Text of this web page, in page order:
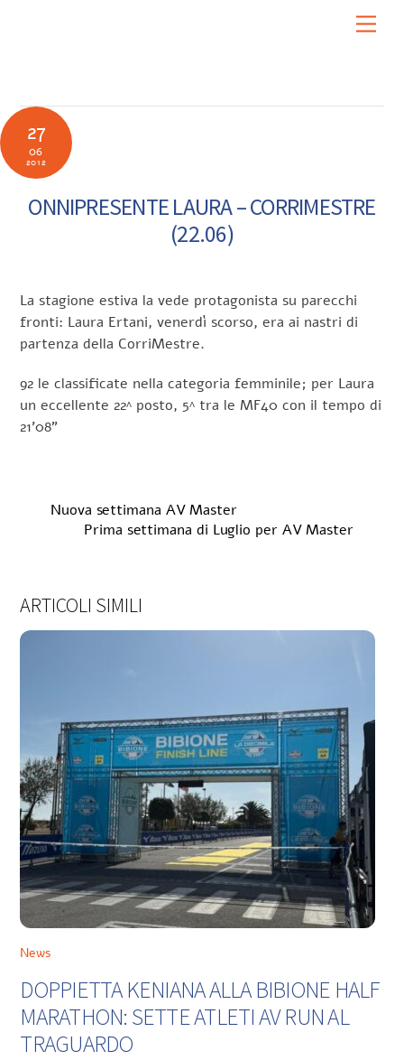
27
06
2012
ONNIPRESENTE LAURA – CORRIMESTRE
(22.06)
La stagione estiva la vede protagonista su parecchi
fronti: Laura Ertani, venerdì scorso, era ai nastri di
partenza della CorriMestre.
92 le classificate nella categoria femminile; per Laura
un eccellente 22^ posto, 5^ tra le MF40 con il tempo di
21’08”
Nuova settimana AV Master
Prima settimana di Luglio per AV Master
ARTICOLI SIMILI
News
DOPPIETTA KENIANA ALLA BIBIONE HALF
MARATHON: SETTE ATLETI AV RUN AL
TRAGUARDO